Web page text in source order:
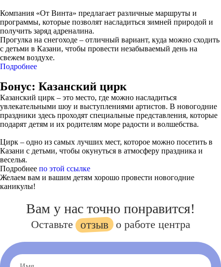
Компания «От Винта» предлагает различные маршруты и
программы, которые позволят насладиться зимней природой и
получить заряд адреналина.
Прогулка на снегоходе – отличный вариант, куда можно сходить
с детьми в Казани, чтобы провести незабываемый день на
свежем воздухе.
Подробнее
Бонус: Казанский цирк
Казанский цирк – это место, где можно насладиться
увлекательными шоу и выступлениями артистов. В новогодние
праздники здесь проходят специальные представления, которые
подарят детям и их родителям море радости и волшебства.
Цирк – одно из самых лучших мест, которое можно посетить в
Казани с детьми, чтобы окунуться в атмосферу праздника и
веселья.
Подробнее по этой ссылке
Желаем вам и вашим детям хорошо провести новогодние
каникулы!
Вам у нас точно понравится!
Оставьте отзыв о работе центра